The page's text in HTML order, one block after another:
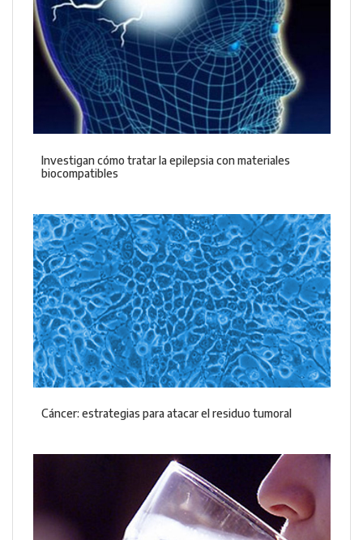
Investigan cómo tratar la epilepsia con materiales
biocompatibles
Cáncer: estrategias para atacar el residuo tumoral